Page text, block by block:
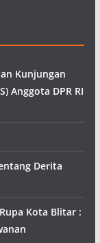
Kunjungan
Anggota DPR RI
Derita
Kota Blitar :